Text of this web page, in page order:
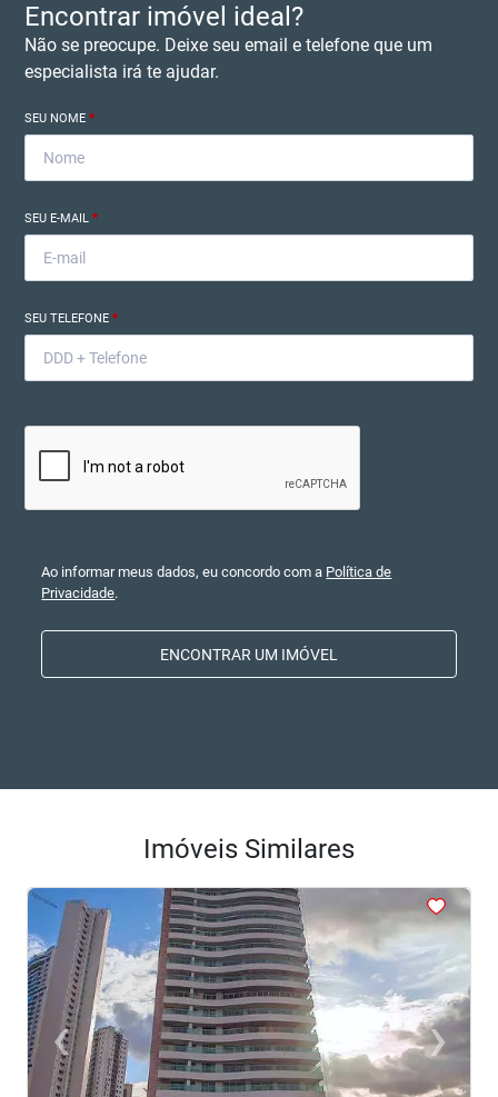
Encontrar imóvel ideal?
Não se preocupe. Deixe seu email e telefone que um
especialista irá te ajudar.
SEU NOME*
SEU E-MAIL*
SEU TELEFONE*
Ao informar meus dados, eu concordo com a Política de
Privacidade.
ENCONTRAR UM IMÓVEL
Imóveis Similares
<<< <
‹
Previous ›Next